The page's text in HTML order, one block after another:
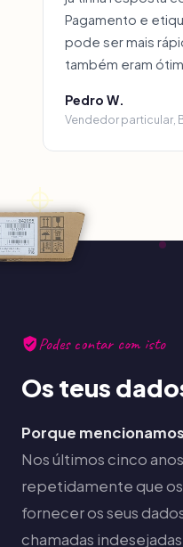
Pagamento e
pode ser mais
também eram
Pedro W.
Vendedor particular,
Podes contar com isto
Os teus
Porque
Nos últimos cinco
repetidamente que
fornecer os seus
chamadas